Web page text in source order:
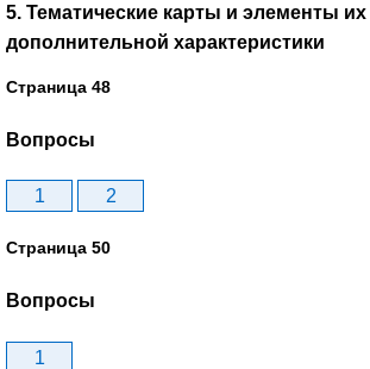
5. Тематические карты и элементы их
дополнительной характеристики
Страница 48
Вопросы
1 2
Страница 50
Вопросы
1